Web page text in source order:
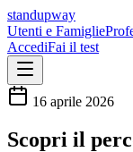
standupway
Utenti e Famiglie
AccediFai il test
16 aprile 2026
Scopri il